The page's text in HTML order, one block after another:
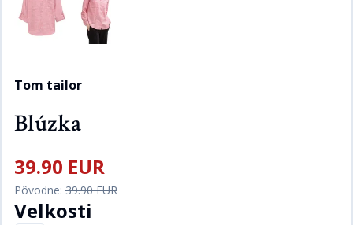
Tom tailor
Blúzka
39.90 EUR
Pôvodne: 39.90 EUR
Velkosti